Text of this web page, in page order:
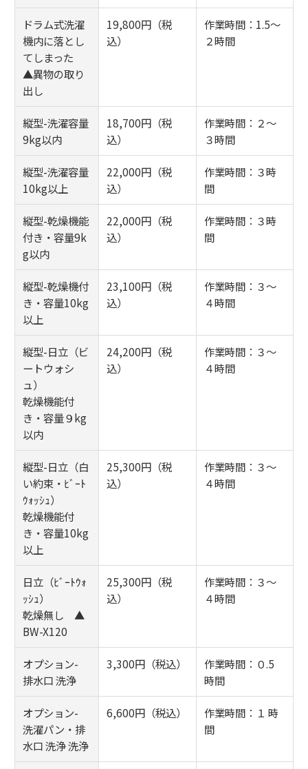
ドラム式洗濯
機内に落とし
てしまった
▲異物の取り
出し
19,800円（税
込）
作業時間：1.5～
２時間
縦型-洗濯容量
9kg以内
18,700円（税
込）
作業時間：２～
３時間
縦型-洗濯容量
10kg以上
22,000円（税
込）
作業時間：３時
間
縦型-乾燥機能
付き・容量9k
g以内
22,000円（税
込）
作業時間：３時
間
縦型-乾燥機付
き・容量10kg
以上
23,100円（税
込）
作業時間：３～
４時間
縦型-日立（ビ
ートウォシ
ュ）
乾燥機能付
き・容量９kg
以内
24,200円（税
込）
作業時間：３～
４時間
縦型-日立（白
い約束・ﾋﾞｰﾄ
ｳｫｯｼｭ）
乾燥機能付
き・容量10kg
以上
25,300円（税
込）
作業時間：３～
４時間
日立（ﾋﾞｰﾄｳｫ
ｯｼｭ）
乾燥無し ▲
BW-X120
25,300円（税
込）
作業時間：３～
４時間
オプション-
排水口 洗浄
3,300円（税込）
作業時間：０.5
時間
オプション-
洗濯パン・排
水口 洗浄 洗浄
6,600円（税込）
作業時間：１ 時
間